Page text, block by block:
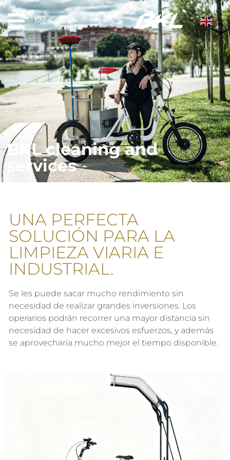
Menú
BKL cleaning and
services
UNA PERFECTA
SOLUCIÓN PARA LA
LIMPIEZA VIARIA E
INDUSTRIAL.
Se les puede sacar mucho rendimiento sin
necesidad de realizar grandes inversiones. Los
operarios podrán recorrer una mayor distancia sin
necesidad de hacer excesivos esfuerzos, y además
se aprovecharía mucho mejor el tiempo disponible.